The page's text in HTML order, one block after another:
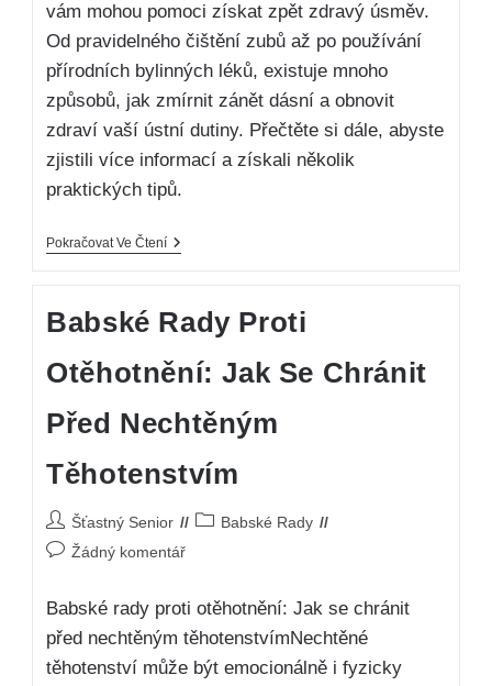
vám mohou pomoci získat zpět zdravý úsměv.
Od pravidelného čištění zubů až po používání
přírodních bylinných léků, existuje mnoho
způsobů, jak zmírnit zánět dásní a obnovit
zdraví vaší ústní dutiny. Přečtěte si dále, abyste
zjistili více informací a získali několik
praktických tipů.
Pokračovat Ve Čtení
Babské Rady Proti
Otěhotnění: Jak Se Chránit
Před Nechtěným
Těhotenstvím
Šťastný Senior
Babské Rady
Žádný komentář
Babské rady proti otěhotnění: Jak se chránit
před nechtěným těhotenstvímNechtěné
těhotenství může být emocionálně i fyzicky